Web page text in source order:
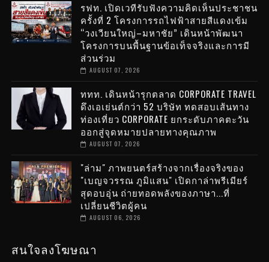
รฟท. เปิดเวทีรับฟังความคิดเห็นประชาชน
ครั้งที่ 2 โครงการรถไฟฟ้าสายสีแดงเข้ม
“วงเวียนใหญ่–มหาชัย” เดินหน้าพัฒนา
โครงการบนพื้นฐานข้อเท็จจริงและการมี
ส่วนร่วม
AUGUST 07, 2026
ททท. เดินหน้ารุกตลาด CORPORATE TRAVEL
ดึงเอเย่นต์กว่า 52 บริษัท ทดสอบเส้นทาง
ท่องเที่ยว CORPORATE ยกระดับภาคตะวัน
ออกสู่จุดหมายปลายทางคุณภาพ
AUGUST 07, 2026
"ล่าม" ภาพยนตร์สร้างจากเรื่องจริงของ
"เบญจวรรณ ภูมิแสน" เปิดกาล่าพรีเมียร์
สุดอบอุ่น ถ่ายทอดพลังของภาษา...ที่
เปลี่ยนชีวิตผู้คน
AUGUST 06, 2026
สนใจลงโฆษณา